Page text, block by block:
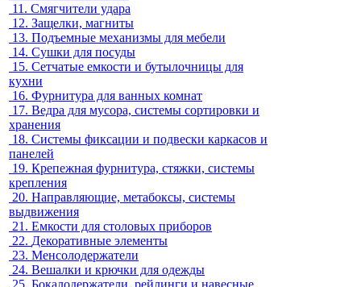
11. Смягчители удара
12. Защелки, магниты
13. Подъемные механизмы для мебели
14. Сушки для посуды
15. Сетчатые емкости и бутылочницы для
кухни
16. Фурнитура для ванных комнат
17. Ведра для мусора, системы сортировки и
хранения
18. Системы фиксации и подвески каркасов и
панелей
19. Крепежная фурнитура, стяжки, системы
крепления
20. Направляющие, метабоксы, системы
выдвижения
21. Емкости для столовых приборов
22. Декоративные элементы
23. Менсолодержатели
24. Вешалки и крючки для одежды
25. Бокалодержатели, рейлинги и навесные